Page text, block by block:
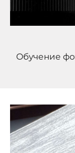
Обучение